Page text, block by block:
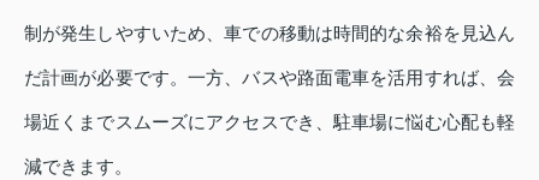
制が発生しやすいため、車での移動は時間的な余裕を見込ん
だ計画が必要です。一方、バスや路面電車を活用すれば、会
場近くまでスムーズにアクセスでき、駐車場に悩む心配も軽
減できます。